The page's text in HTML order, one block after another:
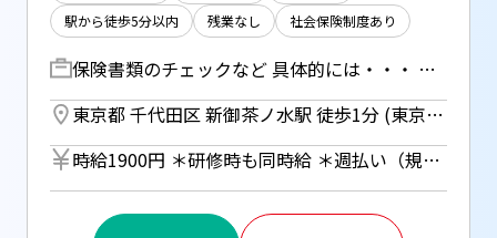
駅から徒歩5分以内
残業なし 社会保険制度あり
保険書類のチェックなど 具体的には・・・ ○書類（画像データ）のチェック 〇専用システムでの修正・登録 ＊電話対応はありません！ ＊モニターとノートPCの2画面使用です ＊マニュアル・研修もあり！
東京都 千代田区 新御茶ノ水駅 徒歩1分 (東京メトロ千代田線) ／ 小川町駅 徒歩1分 (都営新宿線) ／ 淡路町駅 徒歩1分 (東京メトロ丸ノ内線)
時給1900円 ＊研修時も同時給 ＊週払い（規定あり）利用OK！ 但し、週払い制度は初回2ヵ月間のみ、 3ヵ月目以降は月払い制になります。 利用についてはご本人様からお仕事紹介時に申請があった場合のみとなります。